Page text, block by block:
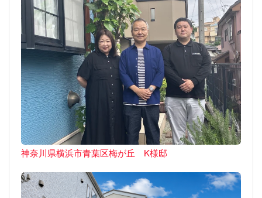
神奈川県横浜市青葉区梅が丘 K様邸